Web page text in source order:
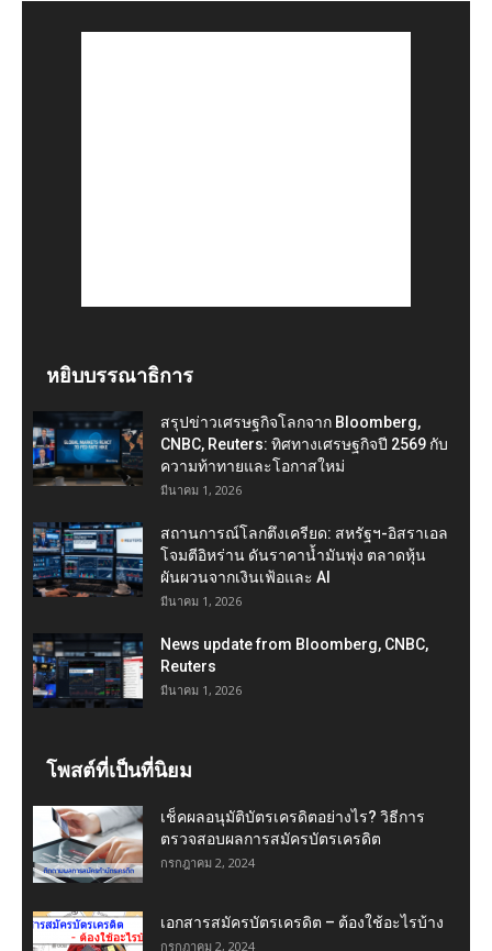
หยิบบรรณาธิการ
สรุปข่าวเศรษฐกิจโลกจาก Bloomberg,
CNBC, Reuters: ทิศทางเศรษฐกิจปี 2569 กับ
ความท้าทายและโอกาสใหม่
มีนาคม 1, 2026
สถานการณ์โลกตึงเครียด: สหรัฐฯ-อิสราเอล
โจมตีอิหร่าน ดันราคาน้ำมันพุ่ง ตลาดหุ้น
ผันผวนจากเงินเฟ้อและ AI
มีนาคม 1, 2026
News update from Bloomberg, CNBC,
Reuters
มีนาคม 1, 2026
โพสต์ที่เป็นที่นิยม
เช็คผลอนุมัติบัตรเครดิตอย่างไร? วิธีการ
ตรวจสอบผลการสมัครบัตรเครดิต
กรกฎาคม 2, 2024
เอกสารสมัครบัตรเครดิต – ต้องใช้อะไรบ้าง
กรกฎาคม 2, 2024